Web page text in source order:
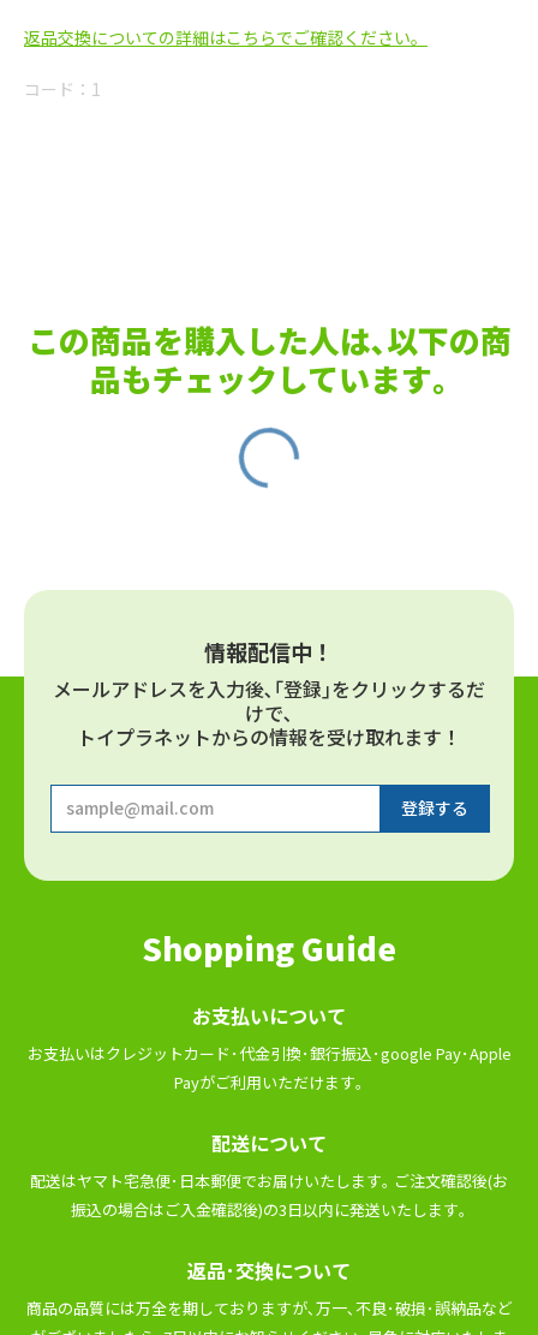
返品交換についての詳細はこちらでご確認ください。
コード： 1
この商品を購入した人は､以下の商
品もチェックしています｡
情報配信中！
メールアドレスを⼊⼒後､｢登録｣をクリックするだ
けで､
トイプラネットからの情報を受け取れます！
Shopping Guide
お⽀払いについて
お⽀払いはクレジットカード･代⾦引換･銀⾏振込･google Pay･Apple
Payがご利⽤いただけます｡
配送について
配送はヤマト宅急便･⽇本郵便でお届けいたします｡ ご注⽂確認後(お
振込の場合はご⼊⾦確認後)の3⽇以内に発送いたします｡
返品･交換について
商品の品質には万全を期しておりますが､万⼀､不良･破損･誤納品など